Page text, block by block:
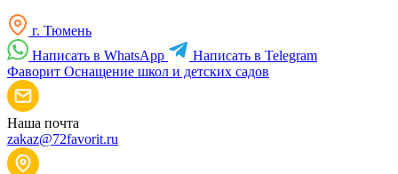
г. Тюмень
Написать в WhatsApp
Написать в Telegram
Фаворит Оснащение школ и детских садов
Наша почта
zakaz@72favorit.ru